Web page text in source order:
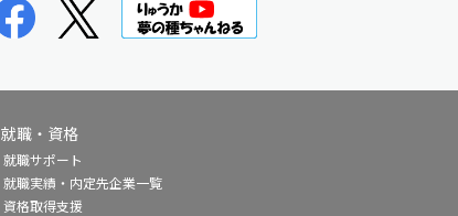
就職・資格
就職サポート
就職実績・内定先企業一覧
資格取得支援